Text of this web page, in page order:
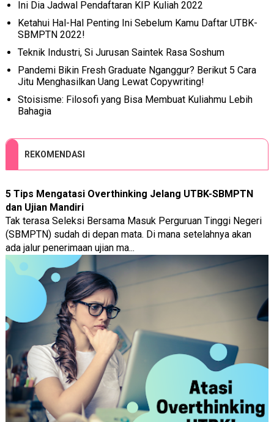
Ini Dia Jadwal Pendaftaran KIP Kuliah 2022
Ketahui Hal-Hal Penting Ini Sebelum Kamu Daftar UTBK-
SBMPTN 2022!
Teknik Industri, Si Jurusan Saintek Rasa Soshum
Pandemi Bikin Fresh Graduate Nganggur? Berikut 5 Cara
Jitu Menghasilkan Uang Lewat Copywriting!
Stoisisme: Filosofi yang Bisa Membuat Kuliahmu Lebih
Bahagia
REKOMENDASI
5 Tips Mengatasi Overthinking Jelang UTBK-SBMPTN
dan Ujian Mandiri
Tak terasa Seleksi Bersama Masuk Perguruan Tinggi Negeri
(SBMPTN) sudah di depan mata. Di mana setelahnya akan
ada jalur penerimaan ujian ma...